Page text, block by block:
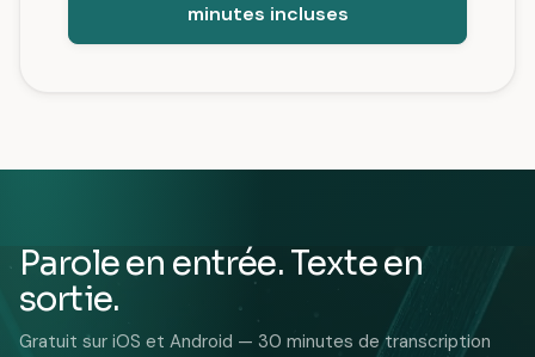
minutes incluses
Parole en entrée. Texte en
sortie.
Gratuit sur iOS et Android — 30 minutes de transcription